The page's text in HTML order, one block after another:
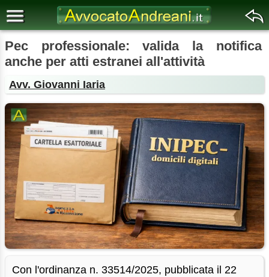
Pec professionale: valida la notifica
anche per atti estranei all'attività
Avv. Giovanni Iaria
Con l'ordinanza n. 33514/2025, pubblicata il 22